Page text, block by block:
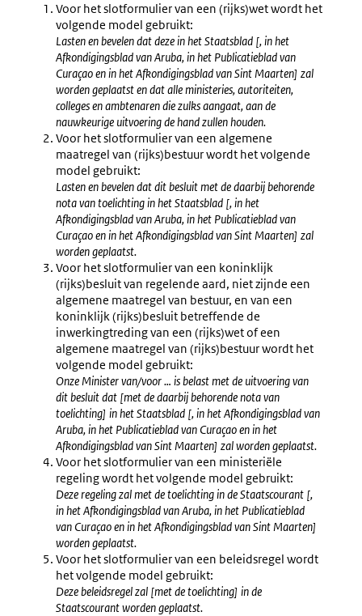
Voor het slotformulier van een (rijks)wet wordt het
volgende model gebruikt:
Lasten en bevelen dat deze in het Staatsblad [, in het
Afkondigingsblad van Aruba, in het Publicatieblad van
Curaçao en in het Afkondigingsblad van Sint Maarten] zal
worden geplaatst en dat alle ministeries, autoriteiten,
colleges en ambtenaren die zulks aangaat, aan de
nauwkeurige uitvoering de hand zullen houden.
Voor het slotformulier van een algemene
maatregel van (rijks)bestuur wordt het volgende
model gebruikt:
Lasten en bevelen dat dit besluit met de daarbij behorende
nota van toelichting in het Staatsblad [, in het
Afkondigingsblad van Aruba, in het Publicatieblad van
Curaçao en in het Afkondigingsblad van Sint Maarten] zal
worden geplaatst.
Voor het slotformulier van een koninklijk
(rijks)besluit van regelende aard, niet zijnde een
algemene maatregel van bestuur, en van een
koninklijk (rijks)besluit betreffende de
inwerkingtreding van een (rijks)wet of een
algemene maatregel van (rijks)bestuur wordt het
volgende model gebruikt:
Onze Minister van/voor … is belast met de uitvoering van
dit besluit dat [met de daarbij behorende nota van
toelichting] in het Staatsblad [, in het Afkondigingsblad van
Aruba, in het Publicatieblad van Curaçao en in het
Afkondigingsblad van Sint Maarten] zal worden geplaatst.
Voor het slotformulier van een ministeriële
regeling wordt het volgende model gebruikt:
Deze regeling zal met de toelichting in de Staatscourant [,
in het Afkondigingsblad van Aruba, in het Publicatieblad
van Curaçao en in het Afkondigingsblad van Sint Maarten]
worden geplaatst.
Voor het slotformulier van een beleidsregel wordt
het volgende model gebruikt:
Deze beleidsregel zal [met de toelichting] in de
Staatscourant worden geplaatst.